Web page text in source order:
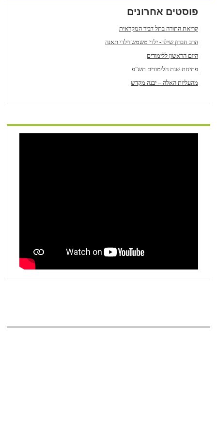
פוסטים אחרונים
קריאת התורה בתל דביר המקראית
הרב חברון שילה- ילדי משמש וילדי תאנה
היום הראשון ללימודים
פתיחת שנת הלימודים תש"פ
מהעליות האלה – יבנה מקדש